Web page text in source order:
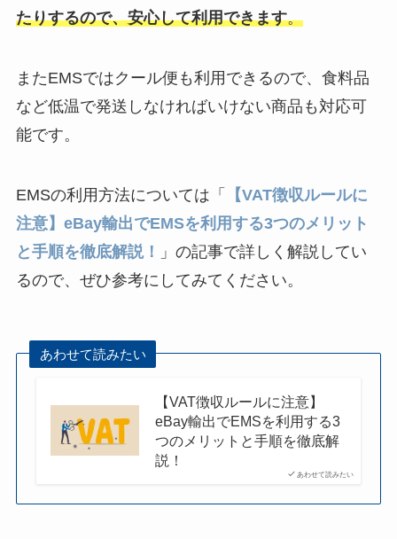
たりするので、安心して利用できます。
またEMSではクール便も利用できるので、食料品
など低温で発送しなければいけない商品も対応可
能です。
EMSの利用方法については「
【VAT徴収ルールに
注意】eBay輸出でEMSを利用する3つのメリット
と手順を徹底解説！
」の記事で詳しく解説してい
るので、ぜひ参考にしてみてください。
あわせて読みたい
あわせて読みたい
【VAT徴収ルールに注意】
eBay輸出でEMSを利用する3
つのメリットと手順を徹底解
説！